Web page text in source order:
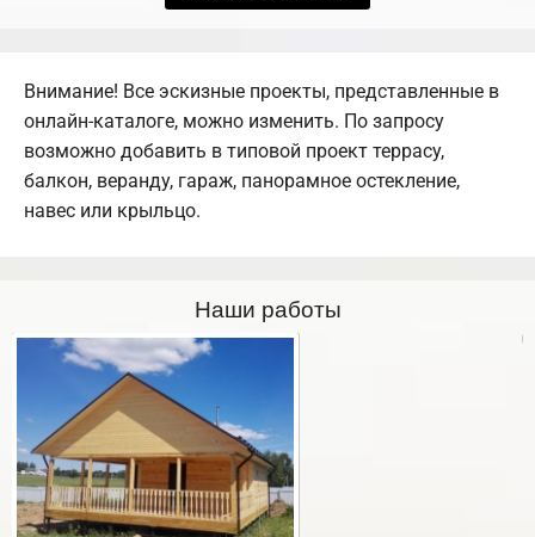
Внимание! Все эскизные проекты, представленные в
онлайн-каталоге, можно изменить. По запросу
возможно добавить в типовой проект террасу,
балкон, веранду, гараж, панорамное остекление,
навес или крыльцо.
Наши работы